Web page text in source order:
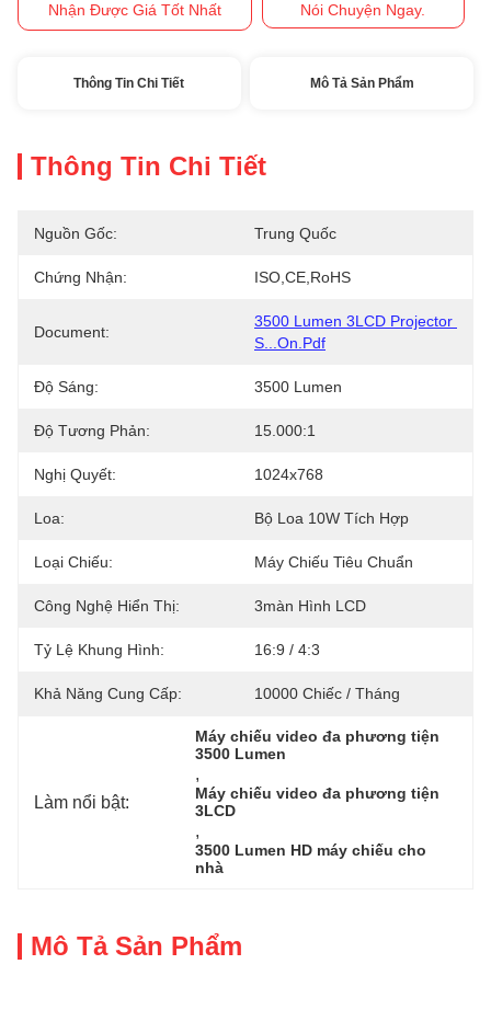
Nhận Được Giá Tốt Nhất Nói Chuyện Ngay.
Thông Tin Chi Tiết Mô Tả Sản Phẩm
Thông Tin Chi Tiết
Nguồn Gốc: Trung Quốc
Chứng Nhận: ISO,CE,RoHS
Document:
3500 Lumen 3LCD Projector
S...on.pdf
Độ Sáng: 3500 Lumen
Độ Tương Phản: 15.000:1
Nghị Quyết: 1024x768
Loa: Bộ Loa 10W Tích Hợp
Loại Chiếu: Máy Chiếu Tiêu Chuẩn
Công Nghệ Hiển Thị: 3màn Hình LCD
Tỷ Lệ Khung Hình: 16:9 / 4:3
Khả Năng Cung Cấp: 10000 Chiếc / Tháng
Làm nổi bật:
Máy chiếu video đa phương tiện
3500 Lumen
,
Máy chiếu video đa phương tiện
3LCD
,
3500 Lumen HD máy chiếu cho
nhà
Mô Tả Sản Phẩm